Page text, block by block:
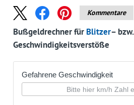
Kommentare
Bußgeldrechner für Blitzer– bzw.
Geschwindigkeitsverstöße